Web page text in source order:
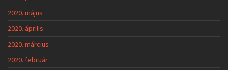
2020. május
2020. április
2020. március
2020. február